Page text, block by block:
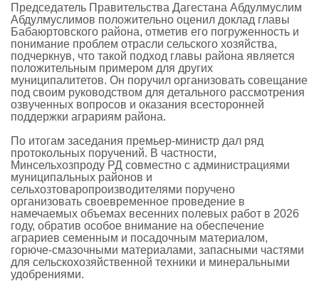
Председатель Правительства Дагестана Абдулмуслим
Абдулмуслимов положительно оценил доклад главы
Бабаюртовского района, отметив его погруженность и
понимание проблем отрасли сельского хозяйства,
подчеркнув, что такой подход главы района является
положительным примером для других
муниципалитетов. Он поручил организовать совещание
под своим руководством для детального рассмотрения
озвученных вопросов и оказания всесторонней
поддержки аграриям района.
По итогам заседания премьер-министр дал ряд
протокольных поручений. В частности,
Минсельхозпроду РД совместно с администрациями
муниципальных районов и
сельхозтоваропроизводителями поручено
организовать своевременное проведение в
намечаемых объемах весенних полевых работ в 2026
году, обратив особое внимание на обеспечение
аграриев семенным и посадочным материалом,
горюче-смазочными материалами, запасными частями
для сельскохозяйственной техники и минеральными
удобрениями.